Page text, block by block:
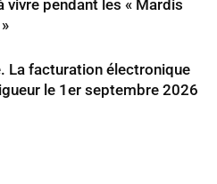
vivre pendant les « Mardis
La facturation électronique
le 1er septembre 2026